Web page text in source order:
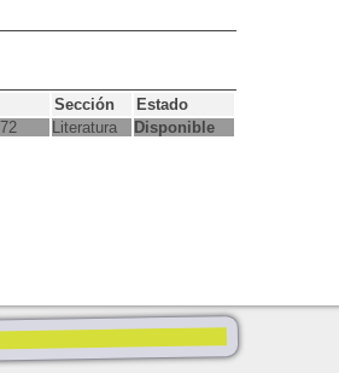
Sección
Estado
Literatura Disponible